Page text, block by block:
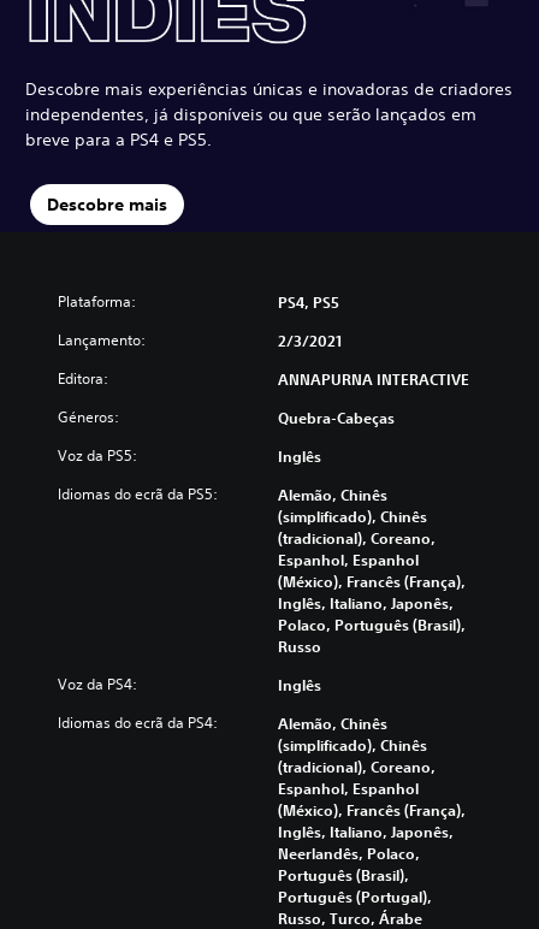
Descobre mais experiências únicas e inovadoras de criadores
independentes, já disponíveis ou que serão lançados em
breve para a PS4 e PS5.
Descobre mais
Plataforma: PS4, PS5
Lançamento: 2/3/2021
Editora: ANNAPURNA INTERACTIVE
Géneros: Quebra-Cabeças
Voz da PS5: Inglês
Idiomas do ecrã da PS5:
Alemão, Chinês
(simplificado), Chinês
(tradicional), Coreano,
Espanhol, Espanhol
(México), Francês (França),
Inglês, Italiano, Japonês,
Polaco, Português (Brasil),
Russo
Voz da PS4: Inglês
Idiomas do ecrã da PS4:
Alemão, Chinês
(simplificado), Chinês
(tradicional), Coreano,
Espanhol, Espanhol
(México), Francês (França),
Inglês, Italiano, Japonês,
Neerlandês, Polaco,
Português (Brasil),
Português (Portugal),
Russo, Turco, Árabe